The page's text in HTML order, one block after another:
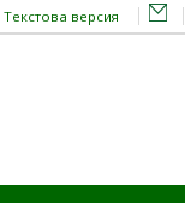
Текстова версия